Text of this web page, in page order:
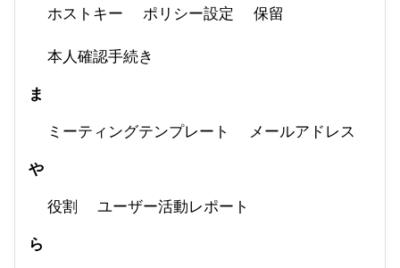
ホストキー
ポリシー設定
保留
本人確認手続き
ま
ミーティングテンプレート メールアドレス
や
役割 ユーザー活動レポート
ら